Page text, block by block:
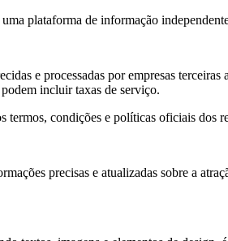
plataforma de informação
e processadas por empresas
incluir taxas de serviço.
termos, condições e políticas oficiais dos
precisas e atualizadas sobre a